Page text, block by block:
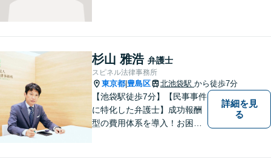
杉山 雅浩 弁護士
スピネル法律事務所
東京都 豊島区 北池袋駅 から徒歩7分
【池袋駅徒歩7分】【民事事件
に特化した弁護士】成功報酬
型の費用体系を導入！お困り
詳細を見
る